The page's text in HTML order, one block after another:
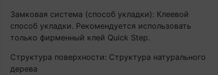
Замковая система (способ укладки): Клеевой
способ укладки. Рекомендуется использовать
только фирменный клей Quick Step.
Структура поверхности: Структура натурального
дерева